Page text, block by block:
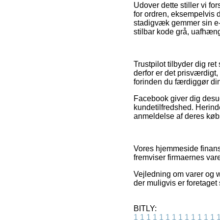
Udover dette stiller vi
for ordren, eksempelvis
stadigvæk gemmer sin
stilbar kode grå,
Trustpilot tilbyder dig
derfor er det
forinden du færdiggør
Facebook giver dig
kundetilfredshed.
anmeldelse af deres
Vores hjemmeside
fremviser firmaernes
Vejledning om varer og
der muligvis er
BITLY:
1 1 1 1 1 1 1 1 1 1 1 1 1